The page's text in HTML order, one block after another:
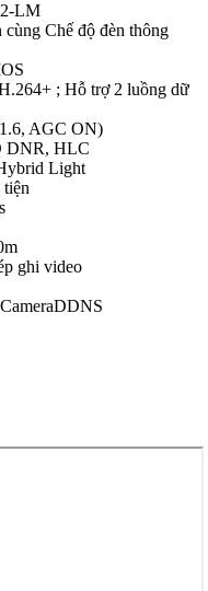
LM
Chế độ đèn thông
; Hỗ trợ 2 luồng dữ
AGC ON)
DNR, HLC
Light
ghi video